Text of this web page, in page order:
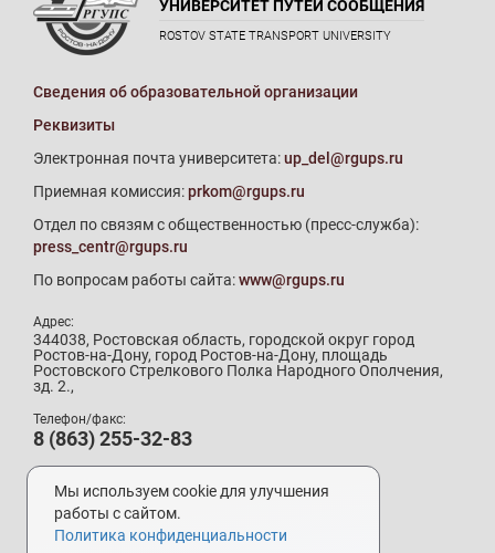
УНИВЕРСИТЕТ ПУТЕЙ СООБЩЕНИЯ
ROSTOV STATE TRANSPORT UNIVERSITY
Сведения об образовательной организации
Реквизиты
Электронная почта университета:up_del@rgups.ru
Приемная комиссия:prkom@rgups.ru
Отдел по связям с общественностью (пресс-служба):
press_centr@rgups.ru
По вопросам работы сайта:www@rgups.ru
Адрес:
344038, Ростовская область, городской округ город
Ростов-на-Дону, город Ростов-на-Дону, площадь
Ростовского Стрелкового Полка Народного Ополчения,
зд. 2.,
Телефон/факс:
8 (863) 255-32-83
Телефон приемной комиссии:
8 (800) 707-19-29
8 (863) 272-64-88
Мы используем cookie для улучшения
работы с сайтом.
Политика конфиденциальности